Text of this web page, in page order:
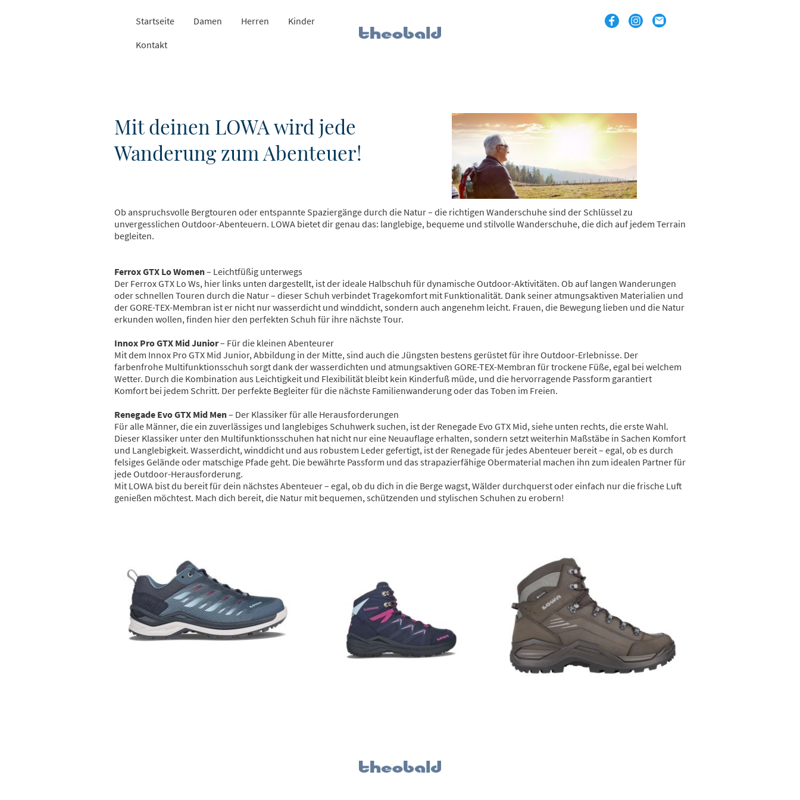
Startseite Damen Herren
Kinder
Kontakt
Mit deinen LOWA wird jede
Wanderung zum Abenteuer!
Ob anspruchsvolle Bergtouren oder entspannte Spaziergänge durch die Natur – die richtigen Wanderschuhe sind der Schlüssel zu
unvergesslichen Outdoor-Abenteuern. LOWA bietet dir genau das: langlebige, bequeme und stilvolle Wanderschuhe, die dich auf jedem Terrain
begleiten.
Ferrox GTX Lo Women– Leichtfüßig unterwegs
Der Ferrox GTX Lo Ws, hier links unten dargestellt, ist der ideale Halbschuh für dynamische Outdoor-Aktivitäten. Ob auf langen Wanderungen
oder schnellen Touren durch die Natur – dieser Schuh verbindet Tragekomfort mit Funktionalität. Dank seiner atmungsaktiven Materialien und
der GORE-TEX-Membran ist er nicht nur wasserdicht und winddicht, sondern auch angenehm leicht. Frauen, die Bewegung lieben und die Natur
erkunden wollen, finden hier den perfekten Schuh für ihre nächste Tour.
Innox Pro GTX Mid Junior– Für die kleinen Abenteurer
Mit dem Innox Pro GTX Mid Junior, Abbildung in der Mitte, sind auch die Jüngsten bestens gerüstet für ihre Outdoor-Erlebnisse. Der
farbenfrohe Multifunktionsschuh sorgt dank der wasserdichten und atmungsaktiven GORE-TEX-Membran für trockene Füße, egal bei welchem
Wetter. Durch die Kombination aus Leichtigkeit und Flexibilität bleibt kein Kinderfuß müde, und die hervorragende Passform garantiert
Komfort bei jedem Schritt. Der perfekte Begleiter für die nächste Familienwanderung oder das Toben im Freien.
Renegade Evo GTX Mid Men– Der Klassiker für alle Herausforderungen
Für alle Männer, die ein zuverlässiges und langlebiges Schuhwerk suchen, ist der Renegade Evo GTX Mid, siehe unten rechts, die erste Wahl.
Dieser Klassiker unter den Multifunktionsschuhen hat nicht nur eine Neuauflage erhalten, sondern setzt weiterhin Maßstäbe in Sachen Komfort
und Langlebigkeit. Wasserdicht, winddicht und aus robustem Leder gefertigt, ist der Renegade für jedes Abenteuer bereit – egal, ob es durch
felsiges Gelände oder matschige Pfade geht. Die bewährte Passform und das strapazierfähige Obermaterial machen ihn zum idealen Partner für
jede Outdoor-Herausforderung.
Mit LOWA bist du bereit für dein nächstes Abenteuer – egal, ob du dich in die Berge wagst, Wälder durchquerst oder einfach nur die frische Luft
genießen möchtest. Mach dich bereit, die Natur mit bequemen, schützenden und stylischen Schuhen zu erobern!